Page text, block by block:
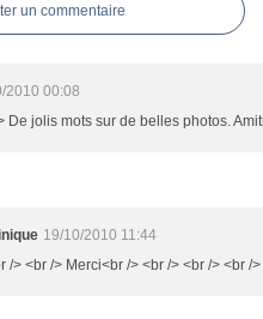
un commentaire
2010 00:08
De jolis mots sur de belles photos.
19/10/2010 11:44
/> <br /> Merci<br /> <br /> <br /> <br />